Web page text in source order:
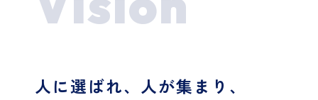
人に選ばれ、人が集まり、